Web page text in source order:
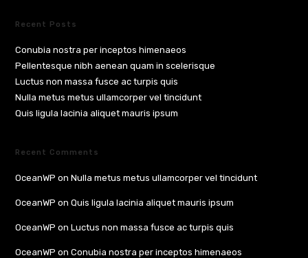
Recent Posts
Conubia nostra per inceptos himenaeos
Pellentesque nibh aenean quam in scelerisque
Luctus non massa fusce ac turpis quis
Nulla metus metus ullamcorper vel tincidunt
Quis ligula lacinia aliquet mauris ipsum
Recent Comments
OceanWP onNulla metus metus ullamcorper vel tincidunt
OceanWP onQuis ligula lacinia aliquet mauris ipsum
OceanWP onLuctus non massa fusce ac turpis quis
OceanWP onConubia nostra per inceptos himenaeos